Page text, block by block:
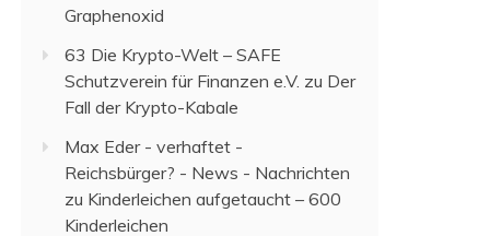
Graphenoxid
63 Die Krypto-Welt – SAFE
Schutzverein für Finanzen e.V. zu Der
Fall der Krypto-Kabale
Max Eder - verhaftet -
Reichsbürger? - News - Nachrichten
zu Kinderleichen aufgetaucht – 600
Kinderleichen